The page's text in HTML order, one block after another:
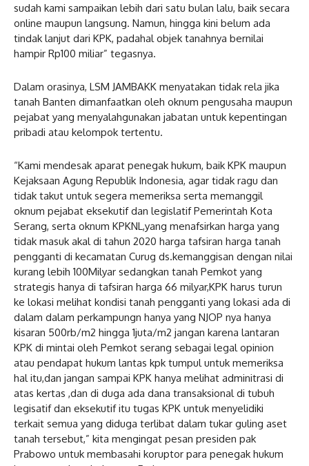
sudah kami sampaikan lebih dari satu bulan lalu, baik secara
online maupun langsung. Namun, hingga kini belum ada
tindak lanjut dari KPK, padahal objek tanahnya bernilai
hampir Rp100 miliar” tegasnya.
Dalam orasinya, LSM JAMBAKK menyatakan tidak rela jika
tanah Banten dimanfaatkan oleh oknum pengusaha maupun
pejabat yang menyalahgunakan jabatan untuk kepentingan
pribadi atau kelompok tertentu.
“Kami mendesak aparat penegak hukum, baik KPK maupun
Kejaksaan Agung Republik Indonesia, agar tidak ragu dan
tidak takut untuk segera memeriksa serta memanggil
oknum pejabat eksekutif dan legislatif Pemerintah Kota
Serang, serta oknum KPKNL,yang menafsirkan harga yang
tidak masuk akal di tahun 2020 harga tafsiran harga tanah
pengganti di kecamatan Curug ds.kemanggisan dengan nilai
kurang lebih 100Milyar sedangkan tanah Pemkot yang
strategis hanya di tafsiran harga 66 milyar,KPK harus turun
ke lokasi melihat kondisi tanah pengganti yang lokasi ada di
dalam dalam perkampungn hanya yang NJOP nya hanya
kisaran 500rb/m2 hingga 1juta/m2 jangan karena lantaran
KPK di mintai oleh Pemkot serang sebagai legal opinion
atau pendapat hukum lantas kpk tumpul untuk memeriksa
hal itu,dan jangan sampai KPK hanya melihat adminitrasi di
atas kertas ,dan di duga ada dana transaksional di tubuh
legisatif dan eksekutif itu tugas KPK untuk menyelidiki
terkait semua yang diduga terlibat dalam tukar guling aset
tanah tersebut,” kita mengingat pesan presiden pak
Prabowo untuk membasahi koruptor para penegak hukum